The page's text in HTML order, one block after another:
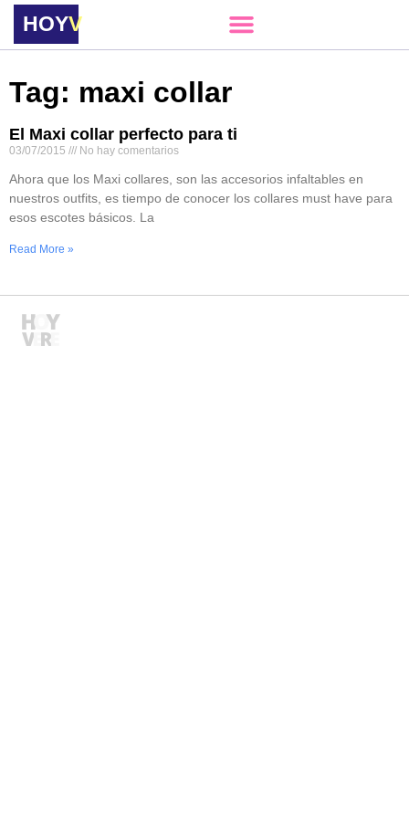
HOYVERE
Tag: maxi collar
El Maxi collar perfecto para ti
03/07/2015 No hay comentarios
Ahora que los Maxi collares, son las accesorios infaltables en
nuestros outfits, es tiempo de conocer los collares must have para
esos escotes básicos. La
Read More »